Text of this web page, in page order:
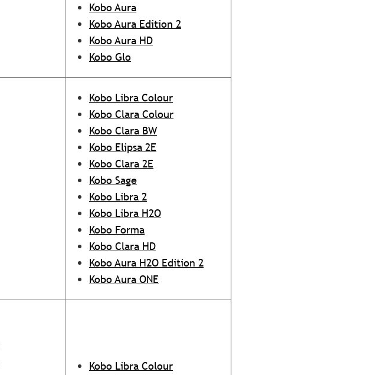
Kobo Aura
Kobo Aura Edition 2
Kobo Aura HD
Kobo Glo
Kobo Libra Colour
Kobo Clara Colour
Kobo Clara BW
Kobo Elipsa 2E
Kobo Clara 2E
Kobo Sage
Kobo Libra 2
Kobo Libra H2O
Kobo Forma
Kobo Clara HD
Kobo Aura H2O Edition 2
Kobo Aura ONE
Kobo Libra Colour